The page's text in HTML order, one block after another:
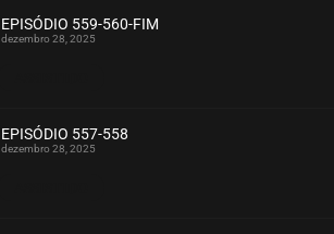
EPISÓDIO 559-560-FIM
dezembro 28, 2025
EPISÓDIO 557-558
dezembro 28, 2025